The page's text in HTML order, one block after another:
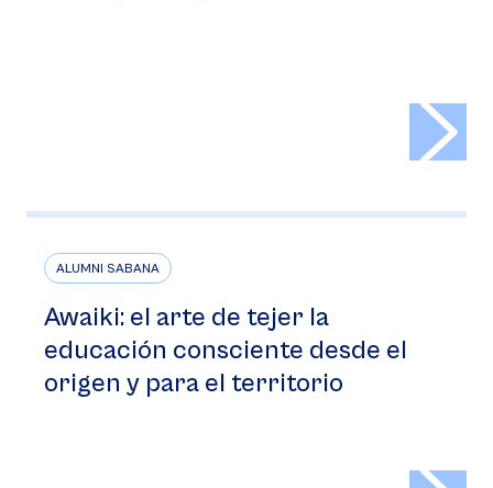
ALUMNI SABANA
Awaiki: el arte de tejer la
educación consciente desde el
origen y para el territorio